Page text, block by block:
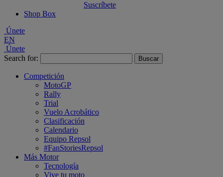
Suscríbete
Shop Box
Únete
EN
Únete
Search for:
Competición
MotoGP
Rally
Trial
Vuelo Acrobático
Clasificación
Calendario
Equipo Repsol
#FanStoriesRepsol
Más Motor
Tecnología
Vive tu moto